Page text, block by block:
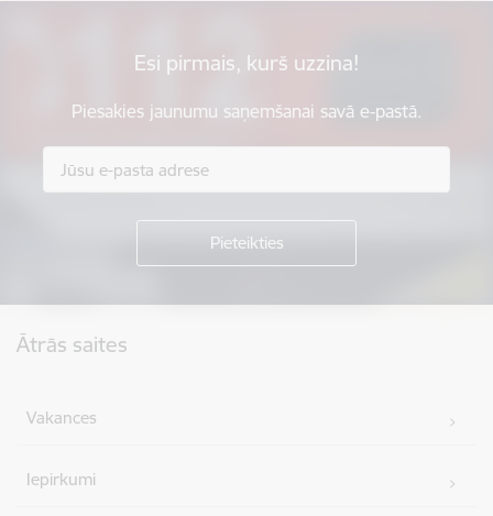
Esi pirmais, kurš uzzina!
Piesakies jaunumu saņemšanai savā e-pastā.
Ātrās saites
Vakances
Iepirkumi